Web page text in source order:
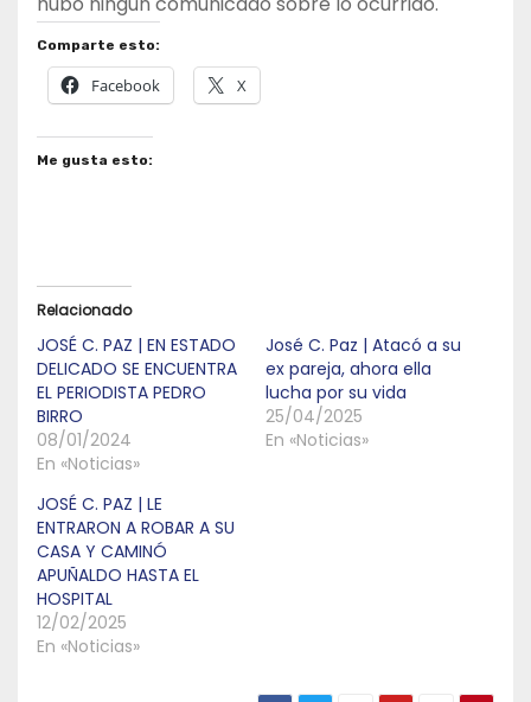
Comparte esto:
Facebook X
Me gusta esto:
Relacionado
JOSÉ C. PAZ | EN ESTADO
DELICADO SE ENCUENTRA
EL PERIODISTA PEDRO
BIRRO
08/01/2024
En «Noticias»
José C. Paz | Atacó a su
ex pareja, ahora ella
lucha por su vida
25/04/2025
En «Noticias»
JOSÉ C. PAZ | LE
ENTRARON A ROBAR A SU
CASA Y CAMINÓ
APUÑALDO HASTA EL
HOSPITAL
12/02/2025
En «Noticias»